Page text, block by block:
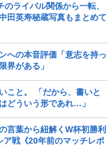
ライバル関係から一転、
田英寿秘蔵写真もまとめて
への本音評価「意志を持っ
界がある」
こと。 「だから、書いと
どういう形であれ…」
言葉から紐解くW杯初勝利
戦《20年前のマッチレポ